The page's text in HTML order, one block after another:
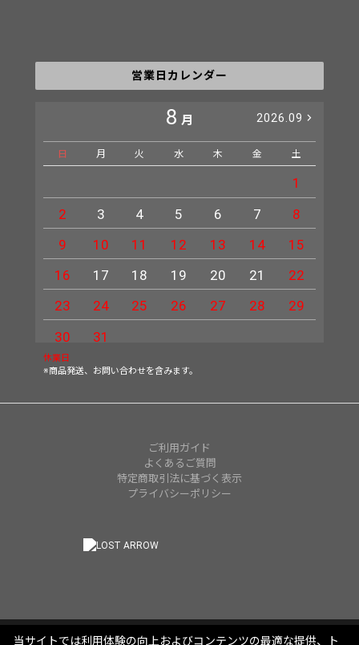
営業日カレンダー
8 月 2026.09
日 月 火 水 木 金 土
1
2
3 4 5 6 7
8
9
10 11 12 13 14
15
16
17 18 19 20 21
22
23
24 25 26 27 28
29
30
31
休業日
※商品発送、お問い合わせを含みます。
ご利用ガイド
よくあるご質問
特定商取引法に基づく表示
プライバシーポリシー
当サイトでは利用体験の向上およびコンテンツの最適な提供、ト